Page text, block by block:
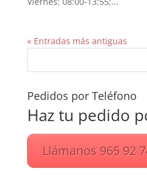
« Entradas más antiguas
Pedidos por Teléfono
Haz tu pedido
Llámanos 965 92